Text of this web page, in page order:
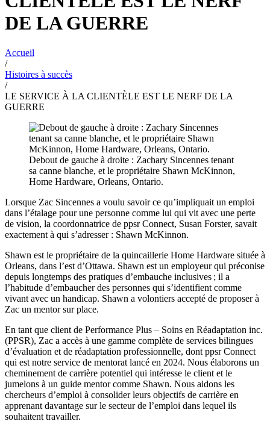
DE LA GUERRE
Accueil
/
Histoires à succès
/
LE SERVICE À LA CLIENTÈLE EST LE NERF DE LA
GUERRE
Debout de gauche à droite : Zachary Sincennes tenant
sa canne blanche, et le propriétaire Shawn McKinnon,
Home Hardware, Orleans, Ontario.
Lorsque Zac Sincennes a voulu savoir ce qu’impliquait un emploi
dans l’étalage pour une personne comme lui qui vit avec une perte
de vision, la coordonnatrice de ppsr Connect, Susan Forster, savait
exactement à qui s’adresser : Shawn McKinnon.
Shawn est le propriétaire de la quincaillerie Home Hardware située à
Orleans, dans l’est d’Ottawa. Shawn est un employeur qui préconise
depuis longtemps des pratiques d’embauche inclusives ; il a
l’habitude d’embaucher des personnes qui s’identifient comme
vivant avec un handicap. Shawn a volontiers accepté de proposer à
Zac un mentor sur place.
En tant que client de Performance Plus – Soins en Réadaptation inc.
(PPSR), Zac a accès à une gamme complète de services bilingues
d’évaluation et de réadaptation professionnelle, dont ppsr Connect
qui est notre service de mentorat lancé en 2024. Nous élaborons un
cheminement de carrière potentiel qui intéresse le client et le
jumelons à un guide mentor comme Shawn. Nous aidons les
chercheurs d’emploi à consolider leurs objectifs de carrière en
apprenant davantage sur le secteur de l’emploi dans lequel ils
souhaitent travailler.